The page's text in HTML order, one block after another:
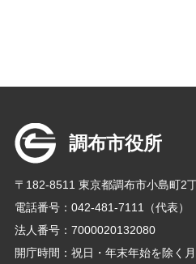
調布市役所
〒182-8511 東京都調布市小島町2
電話番号：042-481-7111（代表）
法人番号：7000020132080
開庁時間：祝日・年末年始を除く